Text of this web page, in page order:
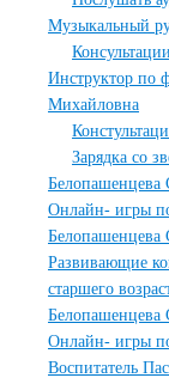
Музыкальный
Инструктор по
Михайловна
Зарядка со
Белопашенцева
Онлайн- игры
Белопашенцева
Развивающие
старшего
Белопашенцева
Онлайн- игры
Воспитатель